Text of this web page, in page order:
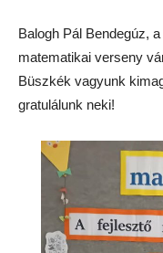
Balogh Pál Bendegúz,
matematikai verseny
Büszkék vagyunk
gratulálunk neki!